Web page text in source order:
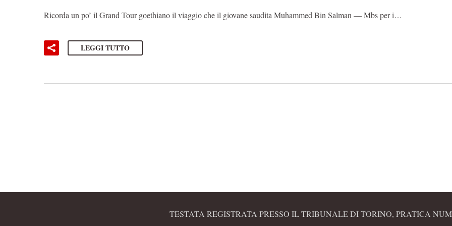
Ricorda un po’ il Grand Tour goethiano il viaggio che il giovane saudita Muhammed Bin Salman — Mbs per i…
LEGGI TUTTO
TESTATA REGISTRATA PRESSO IL TRIBUNALE DI TORINO, PRATICA